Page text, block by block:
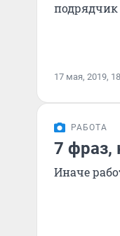
подрядчик
17 мая, 2019,
РАБОТА
7 фраз,
Иначе